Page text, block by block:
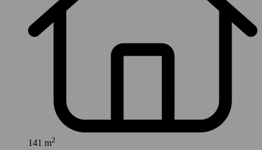
141 m2